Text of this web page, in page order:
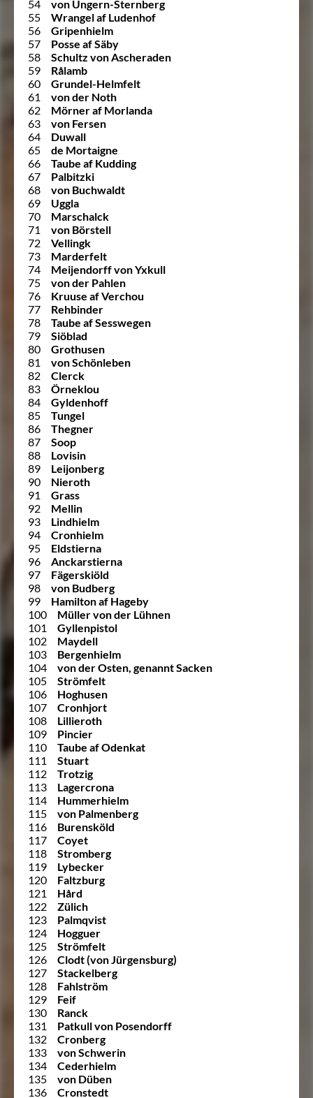
54
von Ungern-Sternberg
55
Wrangel af Ludenhof
56
Gripenhielm
57
Posse af Säby
58
Schultz von Ascheraden
59
Rålamb
60
Grundel-Helmfelt
61
von der Noth
62
Mörner af Morlanda
63
von Fersen
64
Duwall
65
de Mortaigne
66
Taube af Kudding
67
Palbitzki
68
von Buchwaldt
69
Uggla
70
Marschalck
71
von Börstell
72
Vellingk
73
Marderfelt
74
Meijendorff von Yxkull
75
von der Pahlen
76
Kruuse af Verchou
77
Rehbinder
78
Taube af Sesswegen
79
Siöblad
80
Grothusen
81
von Schönleben
82
Clerck
83
Örneklou
84
Gyldenhoff
85
Tungel
86
Thegner
87
Soop
88
Lovisin
89
Leijonberg
90
Nieroth
91
Grass
92
Mellin
93
Lindhielm
94
Cronhielm
95
Eldstierna
96
Anckarstierna
97
Fägerskiöld
98
von Budberg
99
Hamilton af Hageby
100
Müller von der Lühnen
101
Gyllenpistol
102
Maydell
103
Bergenhielm
104
von der Osten, genannt Sacken
105
Strömfelt
106
Hoghusen
107
Cronhjort
108
Lillieroth
109
Pincier
110
Taube af Odenkat
111
Stuart
112
Trotzig
113
Lagercrona
114
Hummerhielm
115
von Palmenberg
116
Burensköld
117
Coyet
118
Stromberg
119
Lybecker
120
Faltzburg
121
Hård
122
Zülich
123
Palmqvist
124
Hogguer
125
Strömfelt
126
Clodt (von Jürgensburg)
127
Stackelberg
128
Fahlström
129
Feif
130
Ranck
131
Patkull von Posendorff
132
Cronberg
133
von Schwerin
134
Cederhielm
135
von Düben
136
Cronstedt